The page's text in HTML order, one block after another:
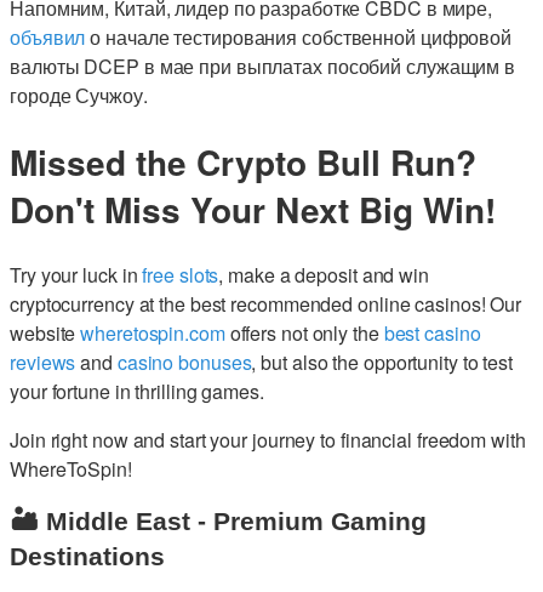
Напомним, Китай, лидер по разработке CBDC в мире,
объявило начале тестирования собственной цифровой
валюты DCEP в мае при выплатах пособий служащим в
городе Сучжоу.
Missed the Crypto Bull Run?
Don't Miss Your Next Big Win!
Try your luck infree slots, make a deposit and win
cryptocurrency at the best recommended online casinos! Our
websitewheretospin.comoffers not only thebest casino
reviewsand casino bonuses, but also the opportunity to test
your fortune in thrilling games.
Join right now and start your journey to financial freedom with
WhereToSpin!
🏜️ Middle East - Premium Gaming
Destinations